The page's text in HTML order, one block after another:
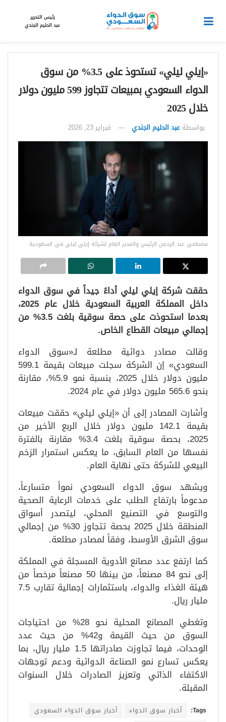
رئيس التحرير
عبد الحليم الجندي
«إيلي ليلي» تستحوذ على 3.5% من سوق
الدواء السعودي بمبيعات تتجاوز 599 مليون دولار
خلال 2025
بواسطة عبد الحليم الجندي فبراير 23, 2026
مصطفى عبد الرحمن الرئيس والمدير العام لشركة إيلي ليلي في السعودية
حققت شركة إيلي ليلي أداءً جيداً في سوق الدواء
داخل المملكة العربية السعودية خلال عام 2025،
بعدما استحوذت على حصة سوقية بلغت 3.5% من
إجمالي مبيعات القطاع الخاص.
وقالت مصادر دوائية مطلعة لـ«سوق الدواء
السعودي» إن الشركة سجلت مبيعات بقيمة 599.1
مليون دولار خلال 2025، بنسبة نمو 5.9%، مقارنة
بنحو 565.6 مليون دولار في عام 2024.
وأشارت المصادر إلى أن «إيلي ليلي» حققت مبيعات
بقيمة 142.1 مليون دولار خلال الربع الأخير من
2025، بحصة سوقية بلغت 3.4% مقارنة بالفترة
نفسها من العام السابق، ما يعكس استمرار الزخم
البيعي للشركة حتى نهاية العام.
ويشهد سوق الدواء السعودي نمواً متسارعاً،
مدعوماً بارتفاع الطلب على خدمات الرعاية الصحية
والتوسع في التصنيع المحلي، ليتصدر أسواق
المنطقة خلال 2025 بحصة تتجاوز 30% من إجمالي
سوق الشرق الأوسط، وفقاً لمصادر مطلعة.
كما ارتفع عدد مصانع الأدوية المسجلة في المملكة
إلى نحو 84 مصنعاً، من بينها 50 مصنعاً مرخصاً من
هيئة الغذاء والدواء، باستثمارات إجمالية تقارب 7.5
مليار ريال.
وتغطي المصانع المحلية نحو 28% من احتياجات
السوق من حيث القيمة و42% من حيث عدد
الوحدات، فيما تجاوزت صادراتها 1.5 مليار ريال، بما
يعكس تسارع نمو الصناعة الدوائية ودعم توجهات
الاكتفاء الذاتي وتعزيز الصادرات خلال السنوات
المقبلة.
Tags: أخبار سوق الدواء
أخبار سوق الدواء السعودي